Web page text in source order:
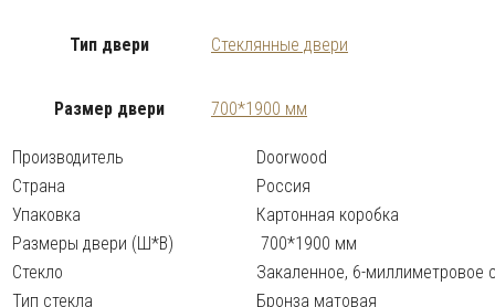
Тип двери Стеклянные двери
Размер двери 700*1900 мм
Производитель
Doorwood
Страна
Россия
Упаковка
Картонная коробка
Размеры двери (Ш*В)
700*1900 мм
Стекло
Закаленное, 6-миллиметровое
Тип стекла
Бронза матовая